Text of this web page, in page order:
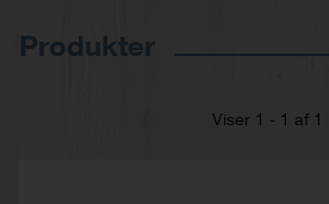
Produkter
Viser 1 - 1 af 1